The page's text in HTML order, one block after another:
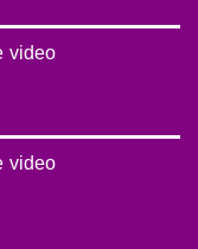
video
video